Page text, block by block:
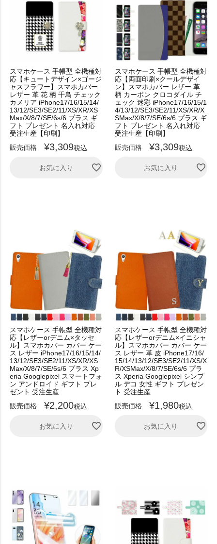
スマホケース 手帳型 全機種対
応【キュートデザイン×ゴージ
ャスフラワー】スマホカバー
レザー 革 花 柄 千鳥 チェック
カメリア iPhone17/16/15/14/
13/12/SE3/SE2/11/XS/XR/XS
Max/X/8/7/SE/6s/6 プラス ギ
フト プレゼント 名入れ対応
受注生産【印刷】
販売価格
¥3,309税込
お気に入り
スマホケース 手帳型 全機種対
応【両面印刷×クールデザイ
ン】スマホカバー レザー 革
柄 カーボン クロコダイル チ
ェック 迷彩 iPhone17/16/15/1
4/13/12/SE3/SE2/11/XS/XR/X
SMax/X/8/7/SE/6s/6 プラス ギ
フト プレゼント 名入れ対応
受注生産【印刷】
販売価格
¥3,309税込
お気に入り
スマホケース 手帳型 全機種対
応【レザーorデニム×タッセ
ル】スマホカバー カバー ケー
ス レザー iPhone17/16/15/14/
13/12/SE3/SE2/11/XS/XR/XS
Max/X/8/7/SE/6s/6 プラス Xp
eria Googlepixel スマートフォ
ン アンドロイド ギフト プレ
ゼント 受注生産
販売価格
¥2,200税込
お気に入り
スマホケース 手帳型 全機種対
応【レザーorデニム×イニシャ
ル】スマホカバー カバー ケー
ス レザー 革 皮 iPhone17/16/
15/14/13/12/SE3/SE2/11/XS/X
R/XSMax/X/8/7/SE/6s/6 プラ
ス Xperia Googlepixel シンプ
ル デコ 女性 ギフト プレゼン
ト 受注生産
販売価格
¥1,980税込
お気に入り